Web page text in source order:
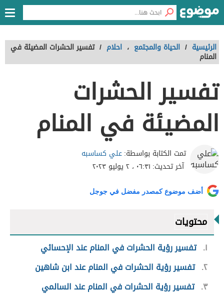
الرئيسية / الحياة والمجتمع ، احلام / تفسير الحشرات المضيئة في
المنام
تفسير الحشرات
المضيئة في المنام
تمت الكتابة بواسطة:علي كساسبه
آخر تحديث: ٠٦:٣١ ، ٢ يوليو ٢٠٢٣
أضف موضوع كمصدر مفضل في جوجل
محتويات
١ تفسير رؤية الحشرات في المنام عند الإحسائي
٢ تفسير رؤية الحشرات في المنام عند ابن شاهين
٣ تفسير رؤية الحشرات في المنام عند السالمي